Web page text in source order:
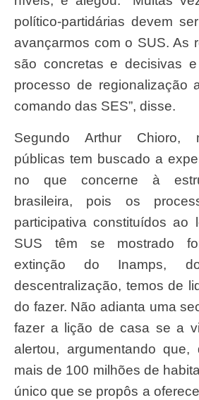
político-partidárias devem
avançarmos com o SUS. As
são concretas e decisivas
processo de regionalização
comando das SES”, disse.
Segundo Arthur Chioro, muitas políticas
públicas tem buscado a
no que concerne à
brasileira, pois os
participativa constituídos ao
SUS têm se mostrado
extinção do Inamps,
descentralização, temos de
do fazer. Não adianta uma
fazer a lição de casa se a
alertou, argumentando
mais de 100 milhões de
único que se propôs a